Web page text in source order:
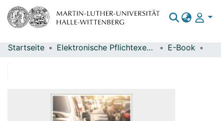
Bereiche & Sammlungen
Startseite Elektronische Pflichtexemplare E-Book